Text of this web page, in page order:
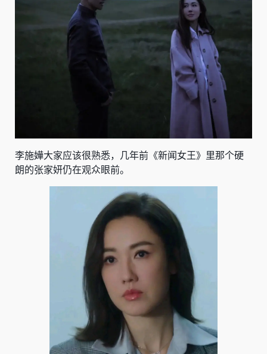
李施嬅大家应该很熟悉，几年前《新闻女王》里那个硬
朗的张家妍仍在观众眼前。